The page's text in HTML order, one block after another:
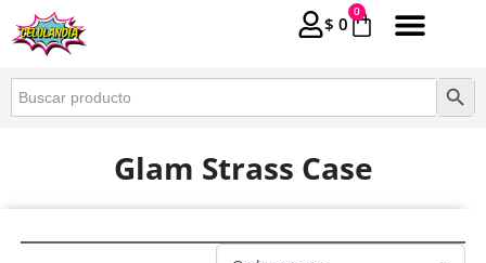
$ 0
0
Buscar: Botón
Glam Strass Case